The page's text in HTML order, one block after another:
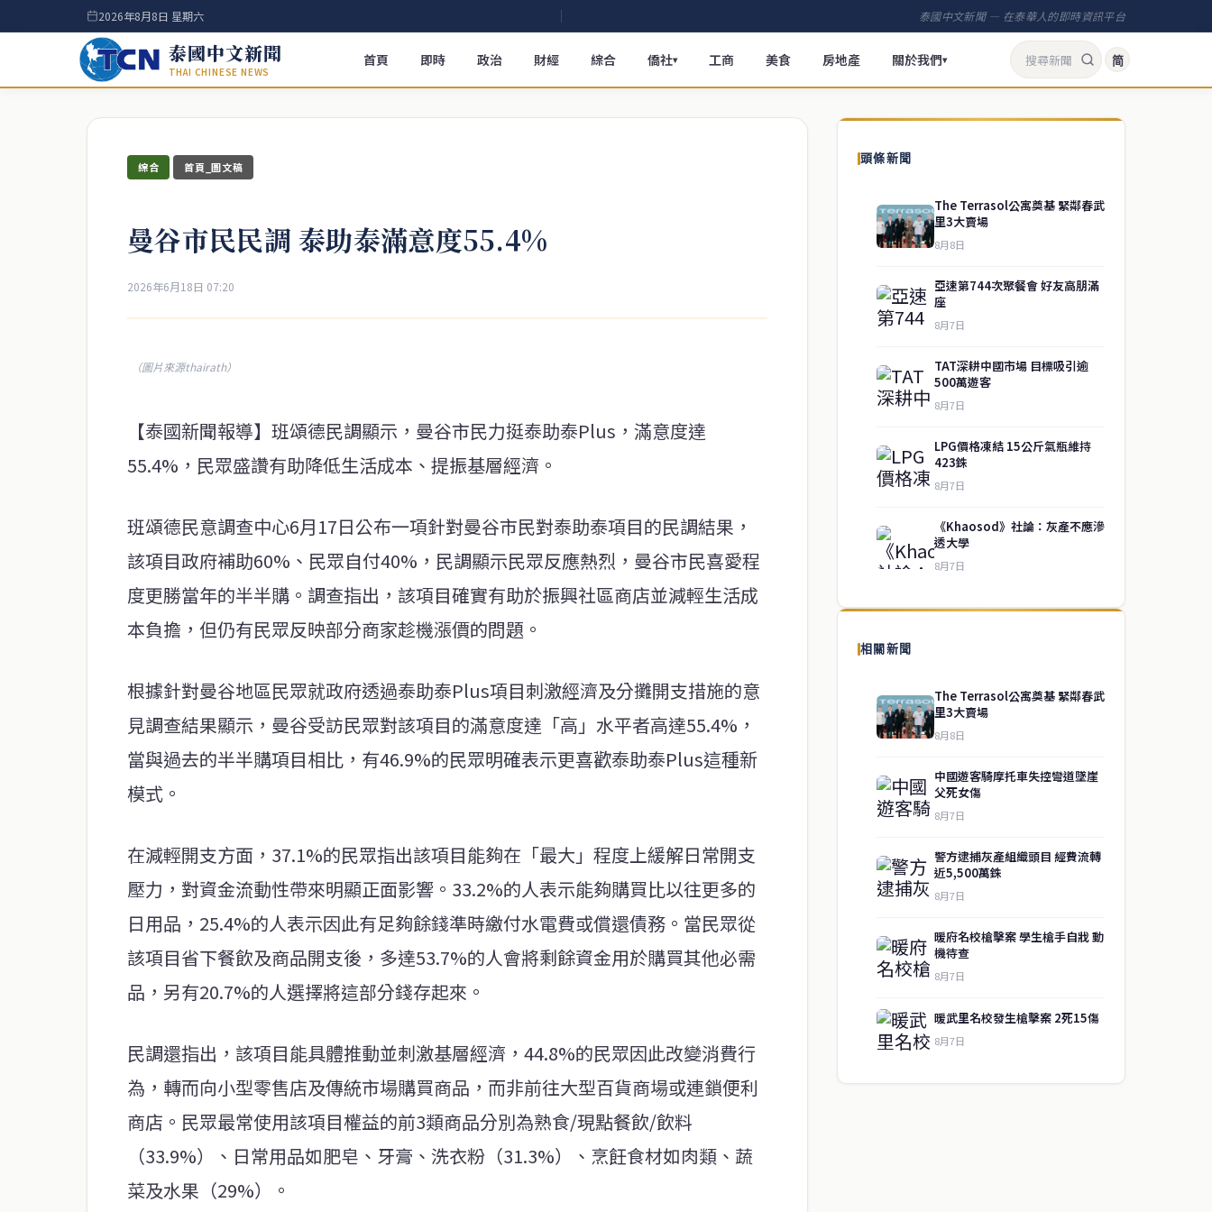
2026年8月8日 星期六 泰國中文新聞 — 在泰華人的即時資訊平台
泰國中文新聞
THAI CHINESE NEWS
首頁 即時 政治 財經 綜合 僑社▾ 工商 美食 房地產 關於我們▾ 简
綜合 首頁_圖文稿
曼谷市民民調 泰助泰滿意度55.4%
2026年6月18日 07:20
（圖片來源thairath）
【泰國新聞報導】班頌德民調顯示，曼谷市民力挺泰助泰Plus，滿意度達
55.4%，民眾盛讚有助降低生活成本、提振基層經濟。
班頌德民意調查中心6月17日公布一項針對曼谷市民對泰助泰項目的民調結果，
該項目政府補助60%、民眾自付40%，民調顯示民眾反應熱烈，曼谷市民喜愛程
度更勝當年的半半購。調查指出，該項目確實有助於振興社區商店並減輕生活成
本負擔，但仍有民眾反映部分商家趁機漲價的問題。
根據針對曼谷地區民眾就政府透過泰助泰Plus項目刺激經濟及分攤開支措施的意
見調查結果顯示，曼谷受訪民眾對該項目的滿意度達「高」水平者高達55.4%，
當與過去的半半購項目相比，有46.9%的民眾明確表示更喜歡泰助泰Plus這種新
模式。
在減輕開支方面，37.1%的民眾指出該項目能夠在「最大」程度上緩解日常開支
壓力，對資金流動性帶來明顯正面影響。33.2%的人表示能夠購買比以往更多的
日用品，25.4%的人表示因此有足夠餘錢準時繳付水電費或償還債務。當民眾從
該項目省下餐飲及商品開支後，多達53.7%的人會將剩餘資金用於購買其他必需
品，另有20.7%的人選擇將這部分錢存起來。
民調還指出，該項目能具體推動並刺激基層經濟，44.8%的民眾因此改變消費行
為，轉而向小型零售店及傳統市場購買商品，而非前往大型百貨商場或連鎖便利
商店。民眾最常使用該項目權益的前3類商品分別為熟食/現點餐飲/飲料
（33.9%）、日常用品如肥皂、牙膏、洗衣粉（31.3%）、烹飪食材如肉類、蔬
菜及水果（29%）。
頭條新聞
The Terrasol公寓奠基 緊鄰春武
里3大賣場
8月8日
亞速第744次聚餐會 好友高朋滿
座
8月7日
TAT深耕中國市場 目標吸引逾
500萬遊客
8月7日
LPG價格凍結 15公斤氣瓶維持
423銖
8月7日
《Khaosod》社論：灰產不應滲
透大學
8月7日
相關新聞
The Terrasol公寓奠基 緊鄰春武
里3大賣場
8月8日
中國遊客騎摩托車失控彎道墜崖
父死女傷
8月7日
警方逮捕灰產組織頭目 經費流轉
近5,500萬銖
8月7日
暖府名校槍擊案 學生槍手自戕 動
機待查
8月7日
暖武里名校發生槍擊案 2死15傷
8月7日